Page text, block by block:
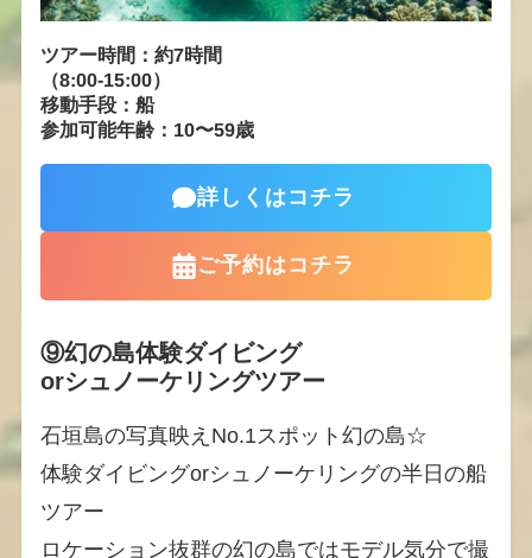
ツアー時間：約7時間
（8:00-15:00）
移動手段：船
参加可能年齢：10〜59歳
詳しくはコチラ
ご予約はコチラ
⑨幻の島体験ダイビング
orシュノーケリングツアー
石垣島の写真映えNo.1スポット幻の島☆
体験ダイビングorシュノーケリングの半日の船
ツアー
ロケーション抜群の幻の島ではモデル気分で撮